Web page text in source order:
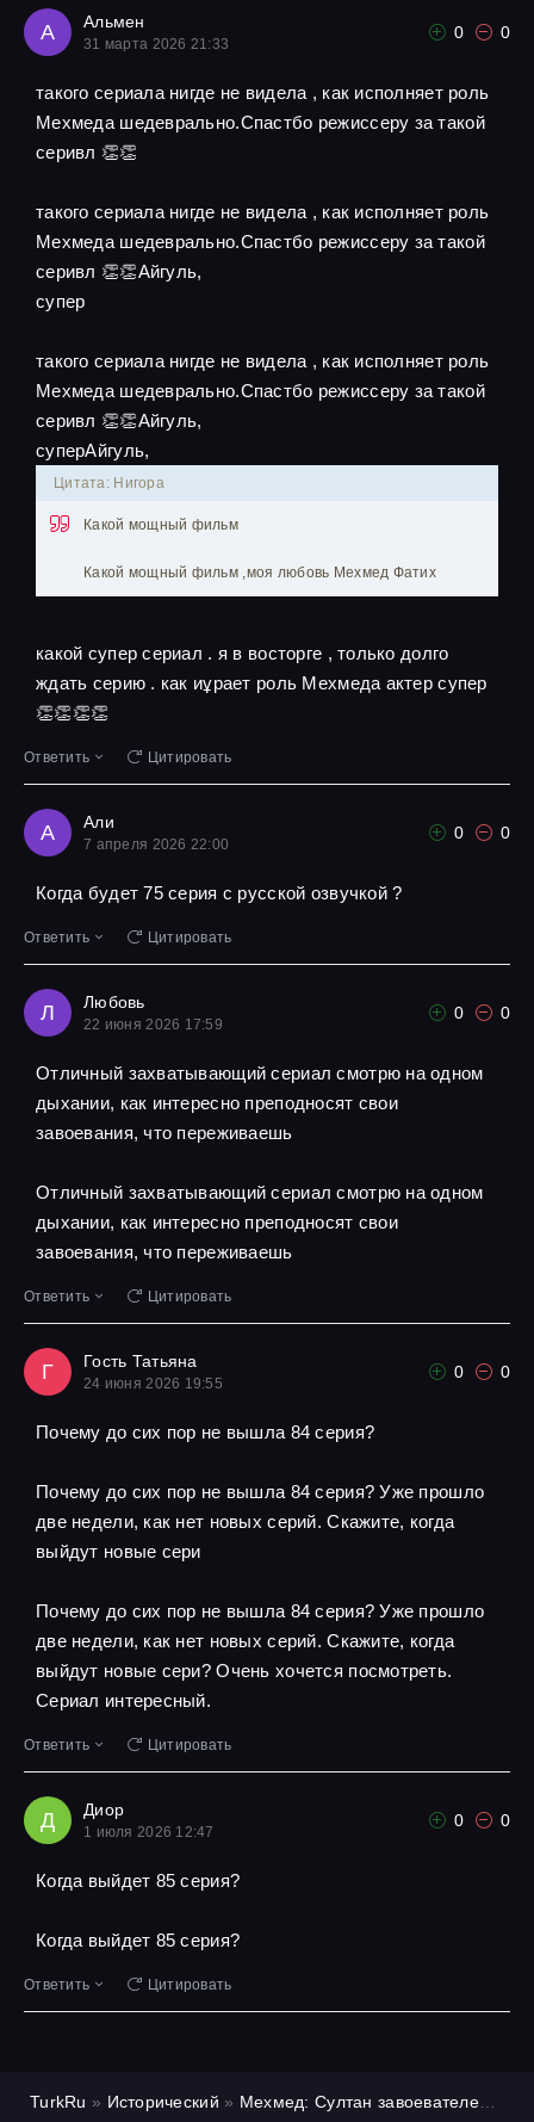
А Альмен
31 марта 2026 21:33
0 0
такого сериала нигде не видела , как исполняет роль
Мехмеда шедеврально.Спастбо режиссеру за такой
серивл 👏👏
такого сериала нигде не видела , как исполняет роль
Мехмеда шедеврально.Спастбо режиссеру за такой
серивл 👏👏Айгуль,
супер
такого сериала нигде не видела , как исполняет роль
Мехмеда шедеврально.Спастбо режиссеру за такой
серивл 👏👏Айгуль,
суперАйгуль,
Цитата: Нигора
Какой мощный фильм
Какой мощный фильм ,моя любовь Мехмед Фатих
какой супер сериал . я в восторге , только долго
ждать серию . как иұрает роль Мехмеда актер супер
👏👏👏👏
Ответить Цитировать
А Али
7 апреля 2026 22:00
0 0
Когда будет 75 серия с русской озвучкой ?
Ответить Цитировать
Л Любовь
22 июня 2026 17:59
0 0
Отличный захватывающий сериал смотрю на одном
дыхании, как интересно преподносят свои
завоевания, что переживаешь
Отличный захватывающий сериал смотрю на одном
дыхании, как интересно преподносят свои
завоевания, что переживаешь
Ответить Цитировать
Г Гость Татьяна
24 июня 2026 19:55
0 0
Почему до сих пор не вышла 84 серия?
Почему до сих пор не вышла 84 серия? Уже прошло
две недели, как нет новых серий. Скажите, когда
выйдут новые сери
Почему до сих пор не вышла 84 серия? Уже прошло
две недели, как нет новых серий. Скажите, когда
выйдут новые сери? Очень хочется посмотреть.
Сериал интересный.
Ответить Цитировать
Д Диор
1 июля 2026 12:47
0 0
Когда выйдет 85 серия?
Когда выйдет 85 серия?
Ответить Цитировать
TurkRu » Исторический » Мехмед: Султан завоевателей